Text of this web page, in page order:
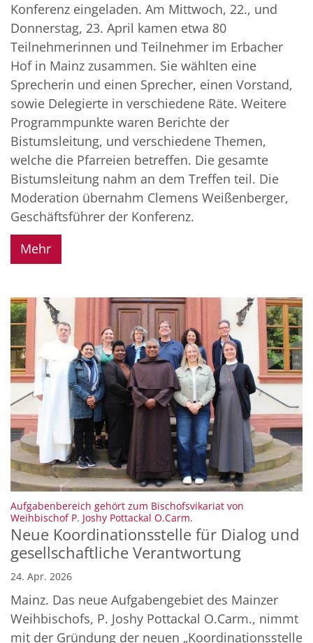
Konferenz eingeladen. Am Mittwoch, 22., und
Donnerstag, 23. April kamen etwa 80
Teilnehmerinnen und Teilnehmer im Erbacher
Hof in Mainz zusammen. Sie wählten eine
Sprecherin und einen Sprecher, einen Vorstand,
sowie Delegierte in verschiedene Räte. Weitere
Programmpunkte waren Berichte der
Bistumsleitung, und verschiedene Themen,
welche die Pfarreien betreffen. Die gesamte
Bistumsleitung nahm an dem Treffen teil. Die
Moderation übernahm Clemens Weißenberger,
Geschäftsführer der Konferenz.
Mehr
Aufgabenbereich gehört zum Bischofsvikariat von
Weihbischof P. Joshy Pottackal O.Carm.
Neue Koordinationsstelle für Dialog und
gesellschaftliche Verantwortung
24. Apr. 2026
Mainz. Das neue Aufgabengebiet des Mainzer
Weihbischofs, P. Joshy Pottackal O.Carm., nimmt
mit der Gründung der neuen „Koordinationsstelle